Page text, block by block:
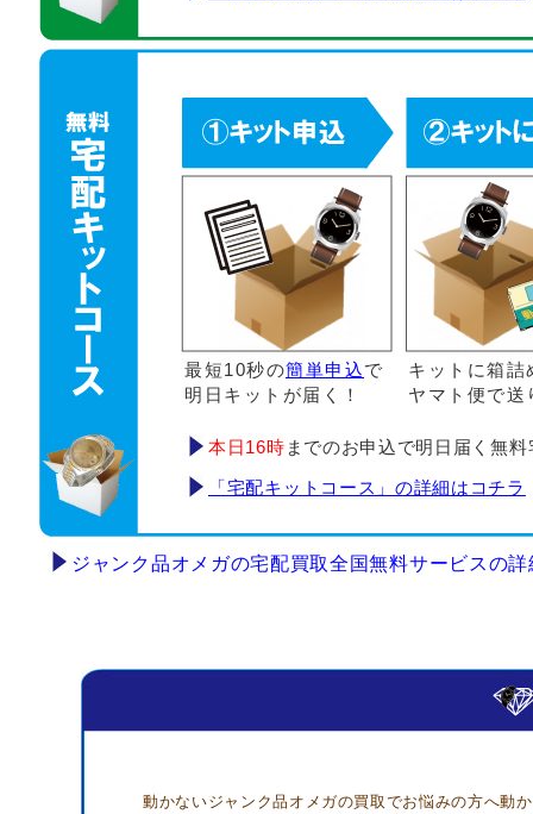
最短10秒の簡単申込で
明日キットが届く！
キットに箱詰
ヤマト便で送
本日16時 までのお申込で明日届く無
「宅配キットコース」の詳細はコチラ
ジャンク品オメガの宅配買取全国無料サービスの
動かないジャンク品オメガの買取でお悩みの方へ動